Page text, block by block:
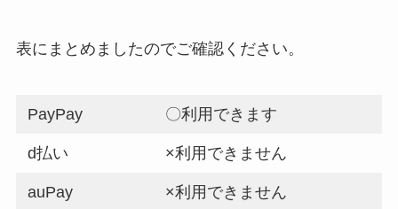
表にまとめましたのでご確認ください。
PayPay 〇利用できます
d払い ×利用できません
auPay ×利用できません